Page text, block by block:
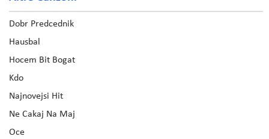
Dobr Predcednik
Hausbal
Hocem Bit Bogat
Kdo
Najnovejsi Hit
Ne Cakaj Na Maj
Oce